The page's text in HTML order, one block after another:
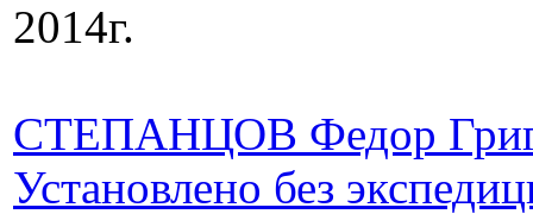
2014г.
СТЕПАНЦОВ Федор
Установлено без